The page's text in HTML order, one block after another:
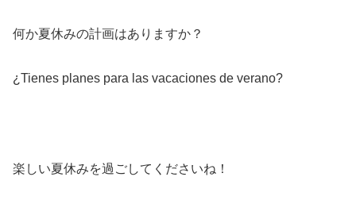
何か夏休みの計画はありますか？
¿Tienes planes para las vacaciones de verano?
楽しい夏休みを過ごしてくださいね！